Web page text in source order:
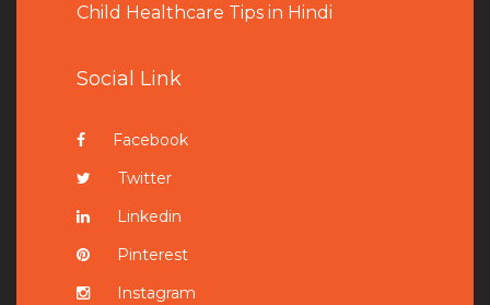
Child Healthcare Tips in Hindi
Social Link
Facebook
Twitter
Linkedin
Pinterest
Instagram